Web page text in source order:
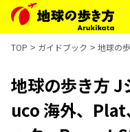
TOP ガイドブック 地球の
地球の歩き方
uco 海外、Plat